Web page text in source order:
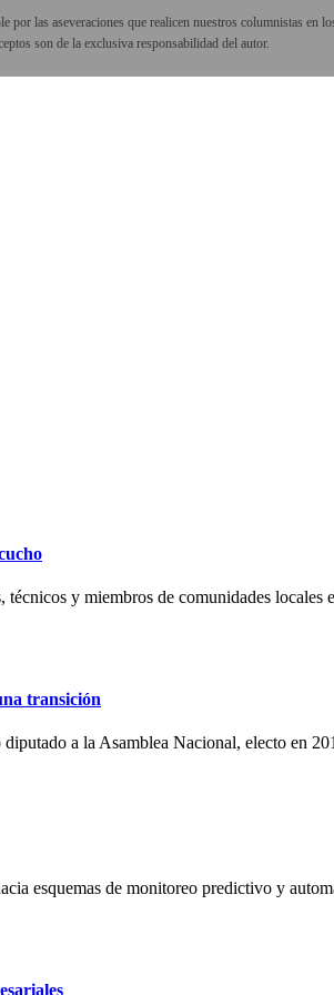
por las aseveraciones que realicen nuestros columnistas en
son de la exclusiva responsabilidad del autor.
y miembros de comunidades locales
transición
a la Asamblea Nacional, electo en
esquemas de monitoreo predictivo y